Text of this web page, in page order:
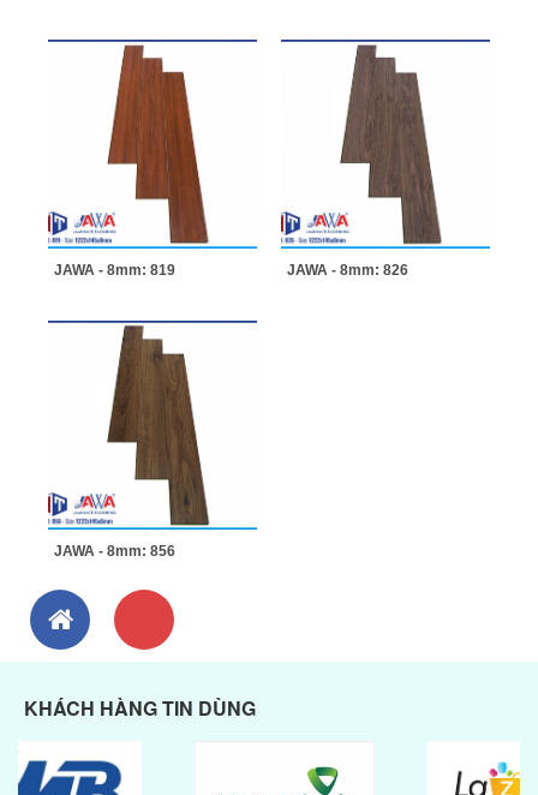
JAWA - 8mm: 819 JAWA - 8mm: 826
JAWA - 8mm: 856
KHÁCH HÀNG TIN DÙNG